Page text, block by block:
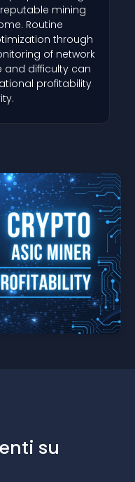
mining
Routine
through
of network
and difficulty can
profitability
su